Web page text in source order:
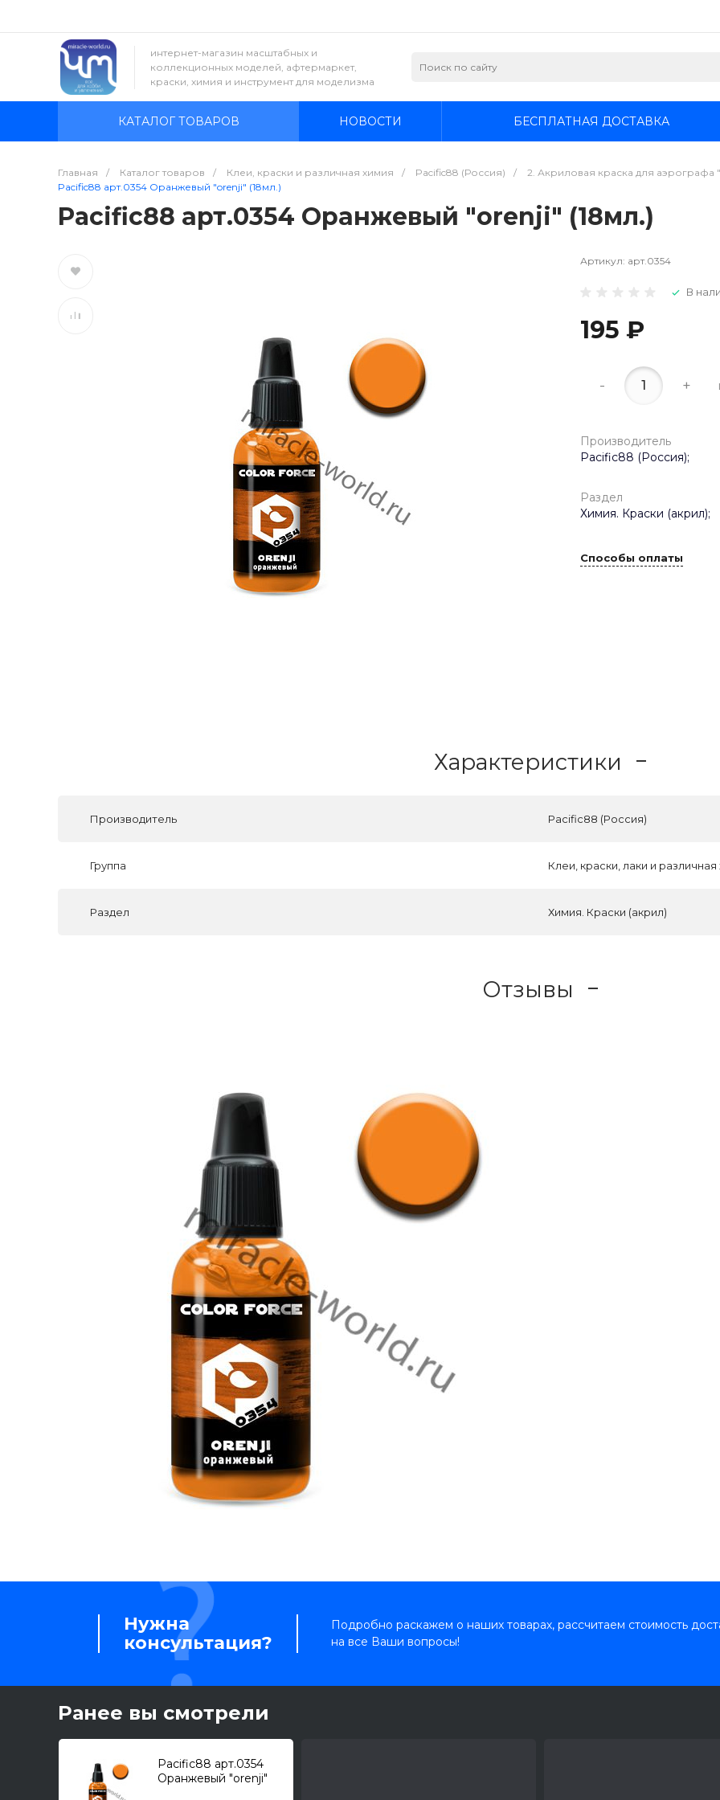
интернет-магазин масштабных и
коллекционных моделей, афтермаркет,
краски, химия и инструмент для моделизма
КАТАЛОГ ТОВАРОВ НОВОСТИ БЕСПЛАТНАЯ ДОСТАВКА
Главная / Каталог товаров / Клеи, краски и различная химия / Pacific88 (Россия) / 2. Акриловая краска для аэрографа
Pacific88 арт.0354 Оранжевый "orenji" (18мл.)
Pacific88 арт.0354 Оранжевый "orenji" (18мл.)
Артикул: арт.0354
В
195 ₽
- +
Производитель
Pacific88 (Россия);
Раздел
Химия. Краски (акрил);
Способы оплаты
Характеристики
Производитель Pacific88 (Россия)
Группа Клеи, краски, лаки и различная
Раздел Химия. Краски (акрил)
Отзывы
Нужна
консультация?
Подробно раскажем о наших товарах, рассчитаем стоимость
на все Ваши вопросы!
Ранее вы смотрели
Pacific88 арт.0354
Оранжевый "orenji"